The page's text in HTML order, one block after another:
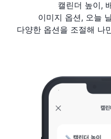
캘린더 높이,
이미지 옵션, 오늘
다양한 옵션을 조절해 나